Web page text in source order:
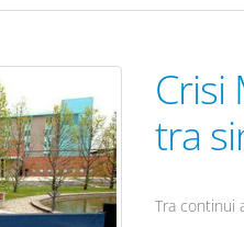
Crisi
tra
Tra continui